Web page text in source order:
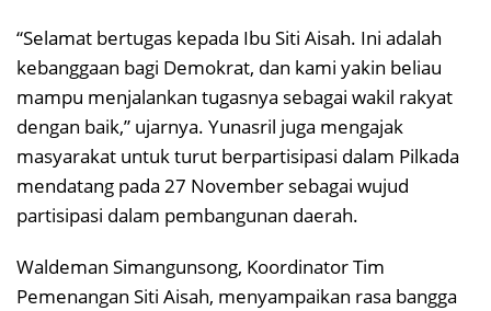
“Selamat bertugas kepada Ibu Siti Aisah. Ini adalah
kebanggaan bagi Demokrat, dan kami yakin beliau
mampu menjalankan tugasnya sebagai wakil rakyat
dengan baik,” ujarnya. Yunasril juga mengajak
masyarakat untuk turut berpartisipasi dalam Pilkada
mendatang pada 27 November sebagai wujud
partisipasi dalam pembangunan daerah.
Waldeman Simangunsong, Koordinator Tim
Pemenangan Siti Aisah, menyampaikan rasa bangga